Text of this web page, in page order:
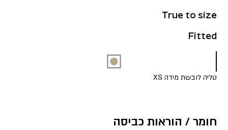
True to size
Fitted
טליה לובשת מידה XS
חומר / הוראות כביסה